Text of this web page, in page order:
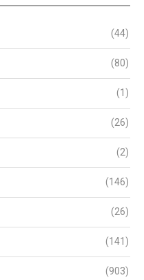
(44)
(80)
(1)
(26)
(2)
(146)
(26)
(141)
(903)